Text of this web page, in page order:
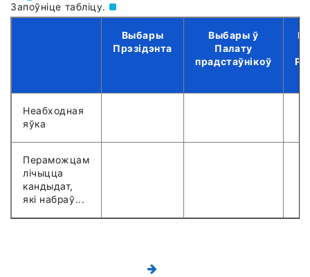
Запоўніце табліцу.
Выбары
Прэзідэнта
Выбары ў
Палату
прадстаўнікоў
Неабходная
яўка
Пераможцам
лічыцца
кандыдат,
які набраў...